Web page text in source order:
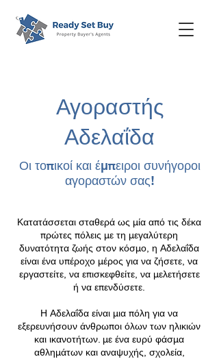
Αγοραστής
Αδελαΐδα
Οι τοπικοί και έμπειροι συνήγοροι
αγοραστών σας!
Κατατάσσεται σταθερά ως μία από τις δέκα
πρώτες πόλεις με τη μεγαλύτερη
δυνατότητα ζωής στον κόσμο, η Αδελαΐδα
είναι ένα υπέροχο μέρος για να ζήσετε, να
εργαστείτε, να επισκεφθείτε, να μελετήσετε
ή να επενδύσετε.
Η Αδελαΐδα είναι μια πόλη για να
εξερευνήσουν άνθρωποι όλων των ηλικιών
και ικανοτήτων. με ένα ευρύ φάσμα
αθλημάτων και αναψυχής, σχολεία,